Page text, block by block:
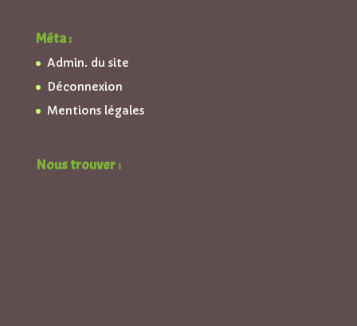
Méta :
Admin. du site
Déconnexion
Mentions légales
Nous trouver :